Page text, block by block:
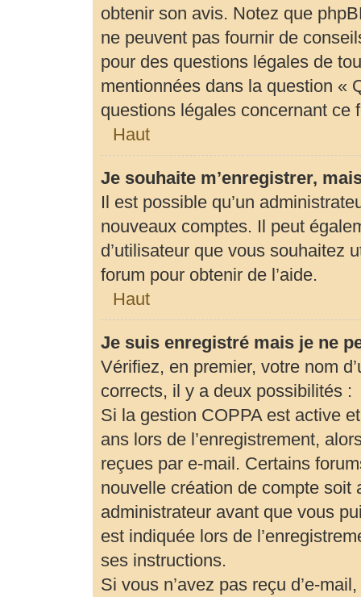
obtenir son avis. Notez que
ne peuvent pas fournir de
pour des questions légales de
mentionnées dans la question «
questions légales concernant ce
Haut
Je souhaite m’enregistrer,
Il est possible qu’un
nouveaux comptes. Il peut
d’utilisateur que vous souhaitez
forum pour obtenir de l’aide.
Haut
Je suis enregistré mais je ne
Vérifiez, en premier, votre nom
corrects, il y a deux possibilités :
Si la gestion COPPA est active
ans lors de l’enregistrement,
reçues par e-mail. Certains
nouvelle création de compte soit
administrateur avant que vous
est indiquée lors de
ses instructions.
Si vous n’avez pas reçu d’e-